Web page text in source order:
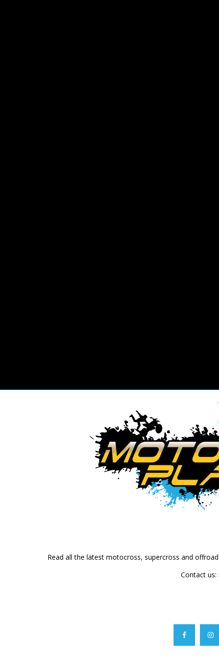
Read all the latest motocross, supercross and
Contact us: